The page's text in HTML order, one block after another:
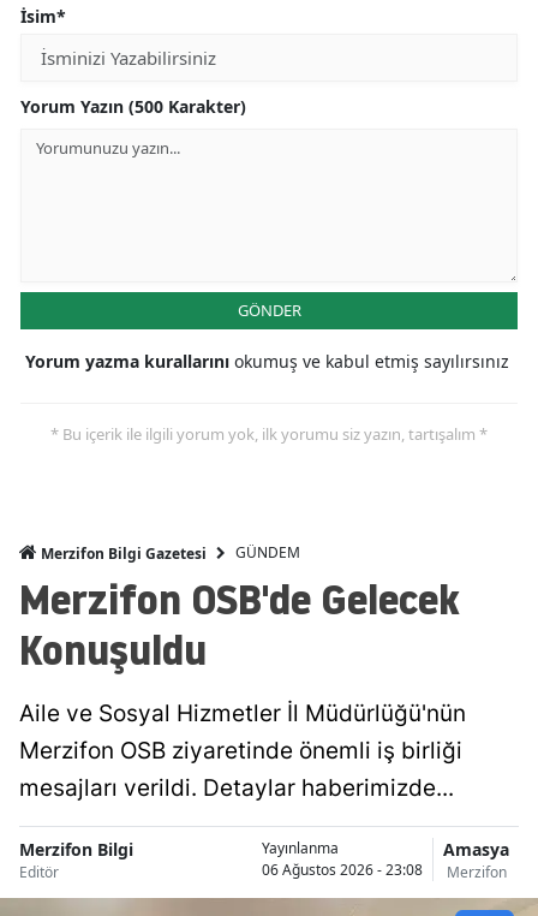
İsim*
Yorum Yazın (500 Karakter)
GÖNDER
Yorum yazma kurallarını okumuş ve kabul etmiş sayılırsınız
* Bu içerik ile ilgili yorum yok, ilk yorumu siz yazın, tartışalım *
Merzifon Bilgi Gazetesi GÜNDEM
Merzifon OSB'de Gelecek
Konuşuldu
Aile ve Sosyal Hizmetler İl Müdürlüğü'nün
Merzifon OSB ziyaretinde önemli iş birliği
mesajları verildi. Detaylar haberimizde...
Merzifon Bilgi
Editör
Yayınlanma
06 Ağustos 2026 - 23:08
Amasya
Merzifon